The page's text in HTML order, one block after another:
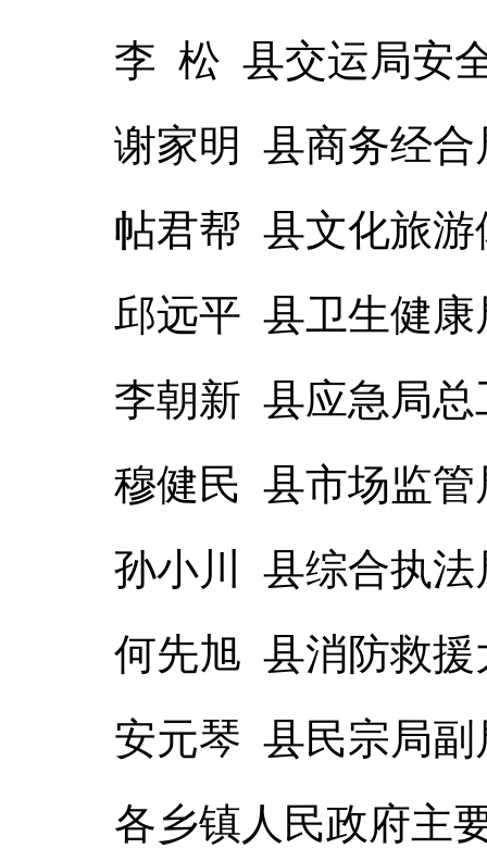
李 松 县交运局安
谢家明 县商务经合
帖君帮 县文化旅游
邱远平 县卫生健康
李朝新 县应急局总
穆健民 县市场监管
孙小川 县综合执法
何先旭 县消防救援
安元琴 县民宗局副
各乡镇人民政府主